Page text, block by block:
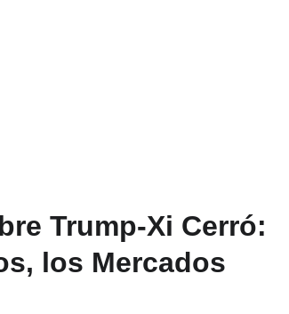
Trump-Xi Cerró:
los Mercados